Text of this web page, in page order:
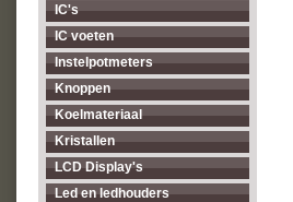
IC's
IC voeten
Instelpotmeters
Knoppen
Koelmateriaal
Kristallen
LCD Display's
Led en ledhouders